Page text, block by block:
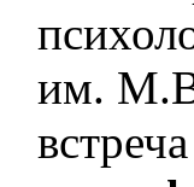
им.